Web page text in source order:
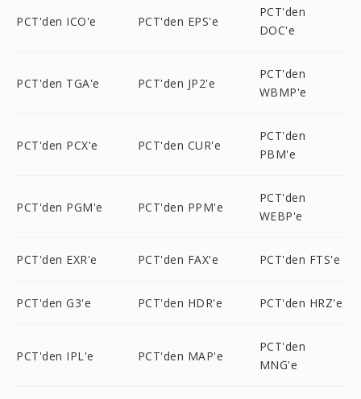
PCT'den ICO'e PCT'den EPS'e
PCT'den
DOC'e
PCT'den TGA'e PCT'den JP2'e
PCT'den
WBMP'e
PCT'den PCX'e PCT'den CUR'e
PCT'den
PBM'e
PCT'den PGM'e PCT'den PPM'e
PCT'den
WEBP'e
PCT'den EXR'e PCT'den FAX'e PCT'den FTS'e
PCT'den G3'e PCT'den HDR'e PCT'den HRZ'e
PCT'den IPL'e PCT'den MAP'e
PCT'den
MNG'e